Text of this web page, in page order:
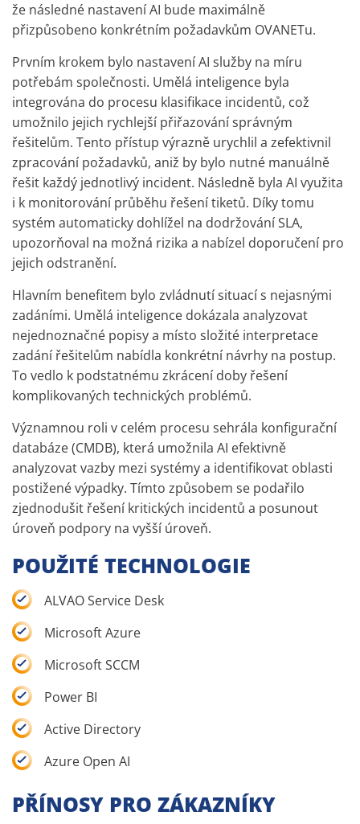
že následné nastavení AI bude maximálně
přizpůsobeno konkrétním požadavkům OVANETu.
Prvním krokem bylo nastavení AI služby na míru
potřebám společnosti. Umělá inteligence byla
integrována do procesu klasifikace incidentů, což
umožnilo jejich rychlejší přiřazování správným
řešitelům. Tento přístup výrazně urychlil a zefektivnil
zpracování požadavků, aniž by bylo nutné manuálně
řešit každý jednotlivý incident. Následně byla AI využita
i k monitorování průběhu řešení tiketů. Díky tomu
systém automaticky dohlížel na dodržování SLA,
upozorňoval na možná rizika a nabízel doporučení pro
jejich odstranění.
Hlavním benefitem bylo zvládnutí situací s nejasnými
zadáními. Umělá inteligence dokázala analyzovat
nejednoznačné popisy a místo složité interpretace
zadání řešitelům nabídla konkrétní návrhy na postup.
To vedlo k podstatnému zkrácení doby řešení
komplikovaných technických problémů.
Významnou roli v celém procesu sehrála konfigurační
databáze (CMDB), která umožnila AI efektivně
analyzovat vazby mezi systémy a identifikovat oblasti
postižené výpadky. Tímto způsobem se podařilo
zjednodušit řešení kritických incidentů a posunout
úroveň podpory na vyšší úroveň.
POUŽITÉ TECHNOLOGIE
ALVAO Service Desk
Microsoft Azure
Microsoft SCCM
Power BI
Active Directory
Azure Open AI
PŘÍNOSY PRO ZÁKAZNÍKY